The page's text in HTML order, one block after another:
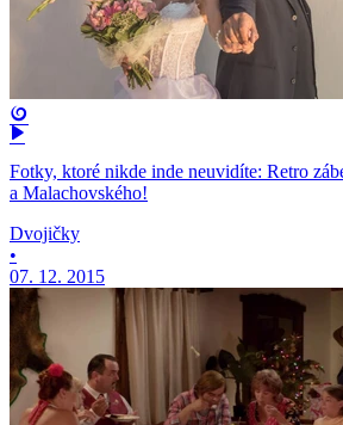
Fotky, ktoré nikde inde neuvidíte: Retro
a Malachovského!
Dvojičky
•
07. 12. 2015